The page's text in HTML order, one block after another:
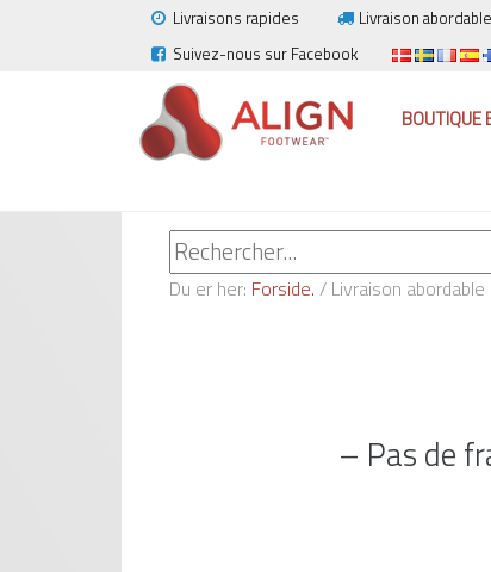
Livraisons rapides Livraison abordable
Suivez-nous sur Facebook
BOUTIQUE
Du er her: Forside. / Livraison abordable
– Pas de